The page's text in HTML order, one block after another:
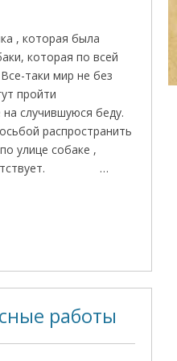
, которая была
которая по всей
таки мир не без
пройти
случившуюся беду.
распространить
улице собаке ,
…
работы